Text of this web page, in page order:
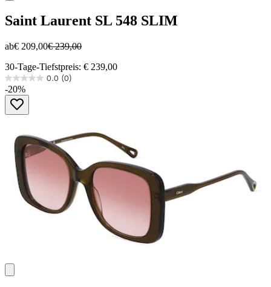
Saint Laurent SL 548 SLIM
ab€ 209,00€ 239,00
30-Tage-Tiefstpreis: € 239,00
0.0 (0)
0.0
von
Sternen.
-20%